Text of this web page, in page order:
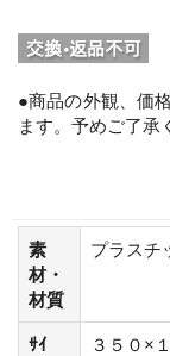
●商品の外観、価
ます。予めご了承
素
材・
材質
プラスチ
ｻｲ
３５０×